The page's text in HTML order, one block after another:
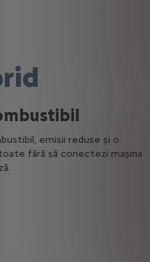
emisii reduse și o
fără să conectezi mașina